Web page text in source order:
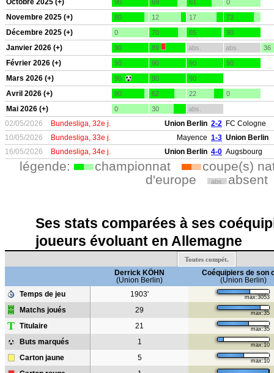
Octobre 2025 (+) 90 69 61 0
Novembre 2025 (+) 80 12 17 73
Décembre 2025 (+) 0 70 85 90
Janvier 2026 (+) 90 89 abs. abs. 36
Février 2026 (+) 90 90 90 90
Mars 2026 (+) 90 90 90
Avril 2026 (+) 80 62 22 0
Mai 2026 (+) 0 30 abs.
02/05/2026 Bundesliga, 32e j. Union Berlin 2-2 FC Cologne
10/05/2026
Bundesliga, 33e j. Mayence 1-3 Union Berlin
16/05/2026
Bundesliga, 34e j. Union Berlin 4-0 Augsbourg
légende: championnat
coupe(s)
d'europe
abs. absent
Ses stats comparées à ses
joueurs évoluant en Allemagne
Toutes compét.
Derrick KÖHN
(Union Berlin)
Coéquipiers de son
(Union Berlin)
Temps de jeu
1903' max:3053
Matchs joués 29 max:35
T Titulaire 21 max:35
Buts marqués 1 max:10
Carton jaune 5 max:10